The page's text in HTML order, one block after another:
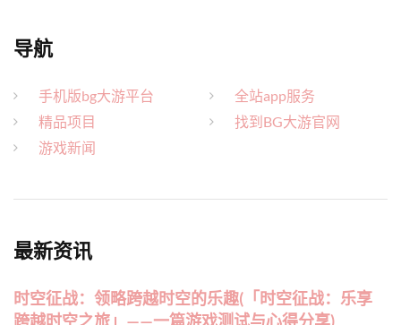
导航
手机版bg大游平台
精品项目
游戏新闻
全站app服务
找到BG大游官网
最新资讯
时空征战：领略跨越时空的乐趣(「时空征战：乐享
跨越时空之旅」——一篇游戏测试与心得分享)